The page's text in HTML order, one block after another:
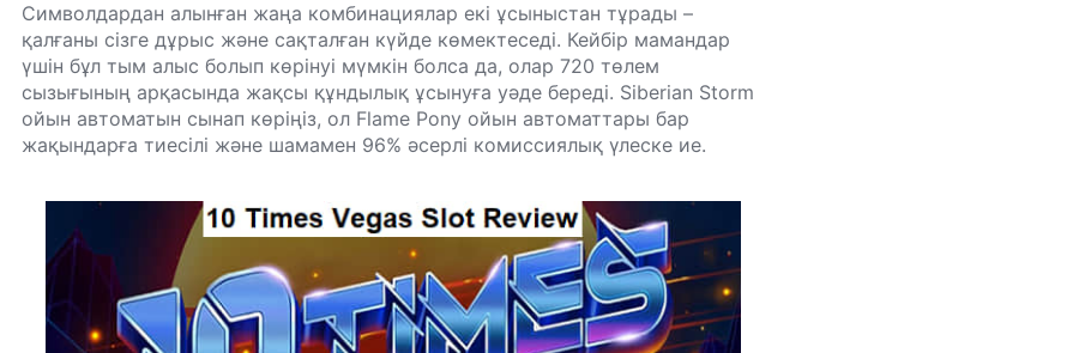
Символдардан алынған жаңа комбинациялар екі ұсыныстан тұрады –
қалғаны сізге дұрыс және сақталған күйде көмектеседі. Кейбір мамандар
үшін бұл тым алыс болып көрінуі мүмкін болса да, олар 720 төлем
сызығының арқасында жақсы құндылық ұсынуға уәде береді. Siberian Storm
ойын автоматын сынап көріңіз, ол Flame Pony ойын автоматтары бар
жақындарға тиесілі және шамамен 96% әсерлі комиссиялық үлеске ие.